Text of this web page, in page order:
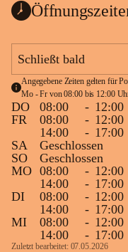
Schließt bald
Angegebene Zeiten gelten für
Mo - Fr von 08:00 bis 12:00
DO 08:00 - 12:00
FR
08:00 - 12:00
14:00
- 17:00
SA
Geschlossen
SO
Geschlossen
MO 08:00 - 12:00
14:00
- 17:00
DI
08:00 - 12:00
14:00
- 17:00
MI
08:00 - 12:00
14:00
- 17:00
Zuletzt bearbeitet: 07.05.2026